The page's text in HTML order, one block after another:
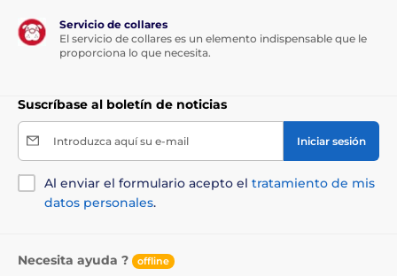
Servicio de collares
El servicio de collares es un elemento indispensable que le
proporciona lo que necesita.
Suscríbase al boletín de noticias
Introduzca aquí su e-mail Iniciar sesión
Al enviar el formulario acepto el tratamiento de mis
datos personales.
Necesita ayuda ? offline